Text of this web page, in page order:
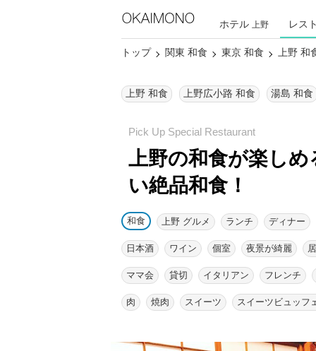
ホテル 上野 レス
トップ 関東 和食 東京 和食 上野 和
上野 和食 上野広小路 和食 湯島 和食
上野の和食が楽し
い絶品和食！
和食 上野 グルメ ランチ ディナー
日本酒 ワイン 個室 夜景が綺麗
ママ会 貸切 イタリアン フレンチ
肉 焼肉 スイーツ スイーツビュッフ